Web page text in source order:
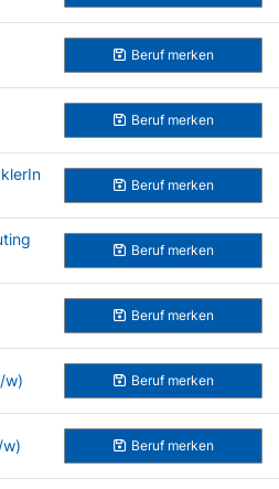
Beruf merken
Beruf merken
Beruf merken
Beruf merken
Beruf merken
w) Beruf merken
Beruf merken